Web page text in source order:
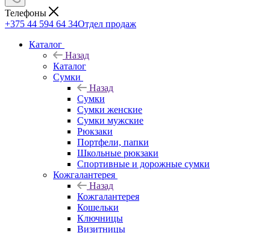
Телефоны
+375 44 594 64 34Отдел продаж
Каталог
Назад
Каталог
Сумки
Назад
Сумки
Сумки женские
Сумки мужские
Рюкзаки
Портфели, папки
Школьные рюкзаки
Спортивные и дорожные сумки
Кожгалантерея
Назад
Кожгалантерея
Кошельки
Ключницы
Визитницы